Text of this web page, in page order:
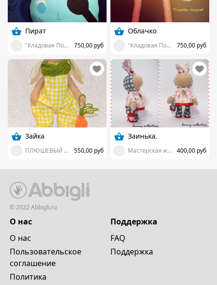
Пират
"Кладовая Подарков" г. Челябинск 750,00 руб
Облачко
"Кладовая Подарков" г. Челябинск 750,00 руб
Зайка
ПЛЮШЕВЫЙ ПРЯНИК 550,00 руб
Заинька.
Мастерская идей 400,00 руб
© 2022 Abbigli.ru
О нас
О нас
Пользовательское
cоглашение
Политика
Поддержка
FAQ
Поддержка